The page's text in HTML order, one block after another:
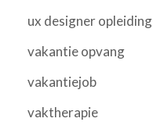
ux designer opleiding
vakantie opvang
vakantiejob
vaktherapie